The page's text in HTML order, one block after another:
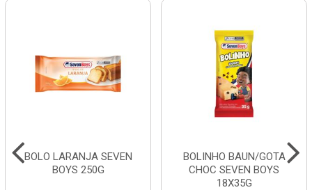
BOLO LARANJA SEVEN
BOYS 250G
BOLINHO BAUN/GOTA
CHOC SEVEN BOYS
18X35G